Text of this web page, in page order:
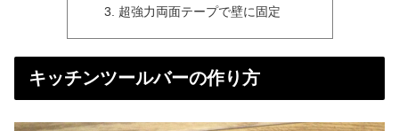
超強力両面テープで壁に固定
キッチンツールバーの作り方